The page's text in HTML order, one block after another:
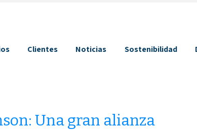
Clientes Noticias Sostenibilidad
Una gran alianza